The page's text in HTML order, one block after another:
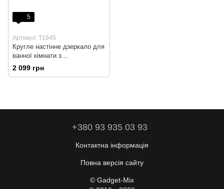
5
Артикул: T1645
Кругле настінне дзеркало для
ванної кімнати з
підсвічуванням MYGIIVOVO
2 099 грн
+380 93 935 03 93
Контактна інформація
Повна версія сайту
© Gadget-Mix